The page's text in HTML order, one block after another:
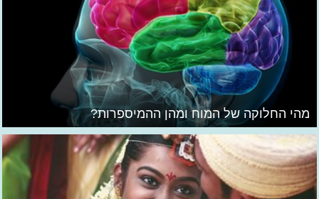
מהי החלוקה של המוח ומהן ההמיספרות?